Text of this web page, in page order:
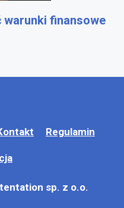
warunki finansowe
Regulamin
sp. z o.o.